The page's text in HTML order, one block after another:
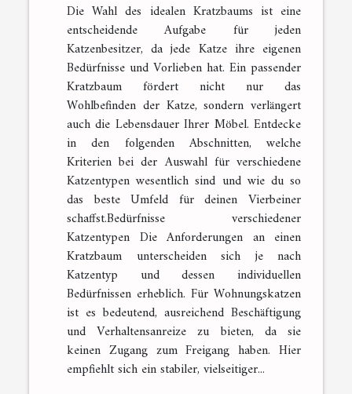
Die Wahl des idealen Kratzbaums ist eine
entscheidende Aufgabe für jeden
Katzenbesitzer, da jede Katze ihre eigenen
Bedürfnisse und Vorlieben hat. Ein passender
Kratzbaum fördert nicht nur das
Wohlbefinden der Katze, sondern verlängert
auch die Lebensdauer Ihrer Möbel. Entdecke
in den folgenden Abschnitten, welche
Kriterien bei der Auswahl für verschiedene
Katzentypen wesentlich sind und wie du so
das beste Umfeld für deinen Vierbeiner
schaffst.Bedürfnisse verschiedener
Katzentypen Die Anforderungen an einen
Kratzbaum unterscheiden sich je nach
Katzentyp und dessen individuellen
Bedürfnissen erheblich. Für Wohnungskatzen
ist es bedeutend, ausreichend Beschäftigung
und Verhaltensanreize zu bieten, da sie
keinen Zugang zum Freigang haben. Hier
empfiehlt sich ein stabiler, vielseitiger...